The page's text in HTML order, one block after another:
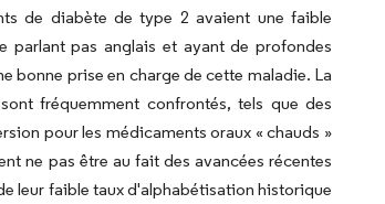
de diabète de type 2 avaient une faible
parlant pas anglais et ayant de profondes
bonne prise en charge de cette maladie. La
fréquemment confrontés, tels que des
pour les médicaments oraux « chauds »
ne pas être au fait des avancées récentes
leur faible taux d'alphabétisation historique